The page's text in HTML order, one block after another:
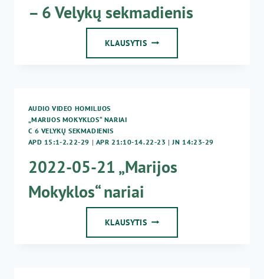
– 6 Velykų sekmadienis
KLAUSYTIS2019-
VELYKŲ
AUDIO VIDEO HOMILIJOS
„MARIJOS MOKYKLOS“ NARIAI
C 6 VELYKŲ SEKMADIENIS
APD 15:1-2.22-29 | APR 21:10-14.22-23 | JN 14:23-29
2022-05-21 „Marijos
Mokyklos“ nariai
KLAUSYTIS2022-